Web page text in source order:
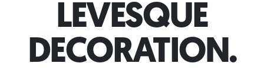
LEVESQUE
DECORATION.